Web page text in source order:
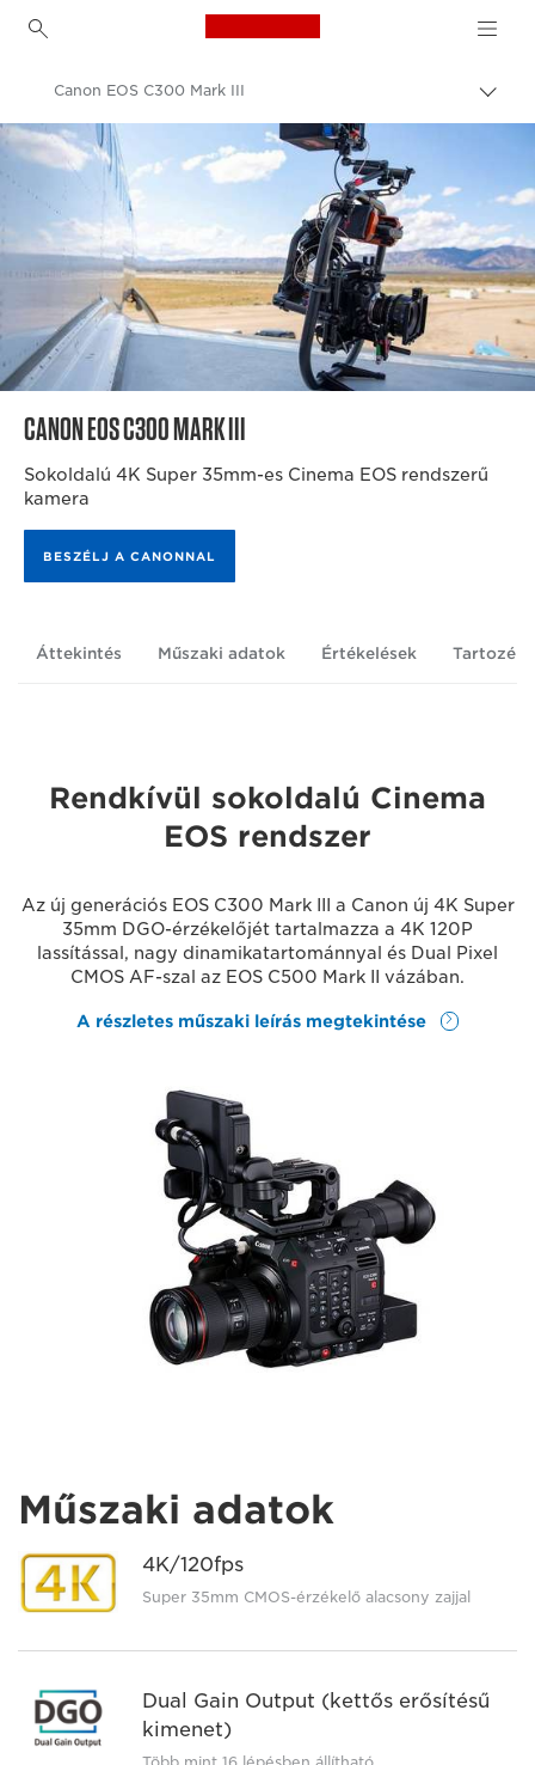
Canon Logo, back to
a
Canon
Videokamerák
Canon EOS C300 Mark III
CANON EOS C300 MARK III
Sokoldalú 4K Super 35mm-es Cinema EOS rendszerű
kamera
BESZÉLJ A CANONNAL
Áttekintés Műszaki adatok Értékelések
Rendkívül sokoldalú Cinema
EOS rendszer
Az új generációs EOS C300 Mark III a Canon új 4K Super
35mm DGO-érzékelőjét tartalmazza a 4K 120P
lassítással, nagy dinamikatartománnyal és Dual Pixel
CMOS AF-szal az EOS C500 Mark II vázában.
A részletes műszaki leírás megtekintése
Műszaki adatok
4K/120fps
Super 35mm CMOS-érzékelő alacsony zajjal
Dual Gain Output (kettős erősítésű
kimenet)